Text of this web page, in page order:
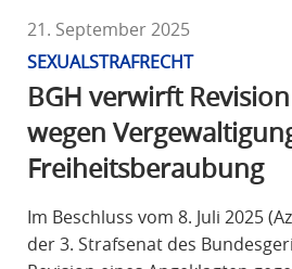
21. September 2025
SEXUALSTRAFRECHT
BGH verwirft
wegen
Freiheitsberaubung
Im Beschluss vom 8. Juli 2025
der 3. Strafsenat des